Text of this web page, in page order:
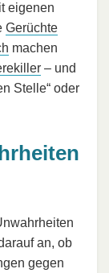
eigenen
Gerüchte
machen
– und
Stelle“ oder
an, ob
gegen